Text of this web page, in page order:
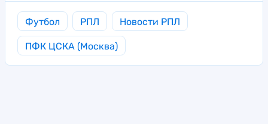
Футбол РПЛ Новости РПЛ
ПФК ЦСКА (Москва)